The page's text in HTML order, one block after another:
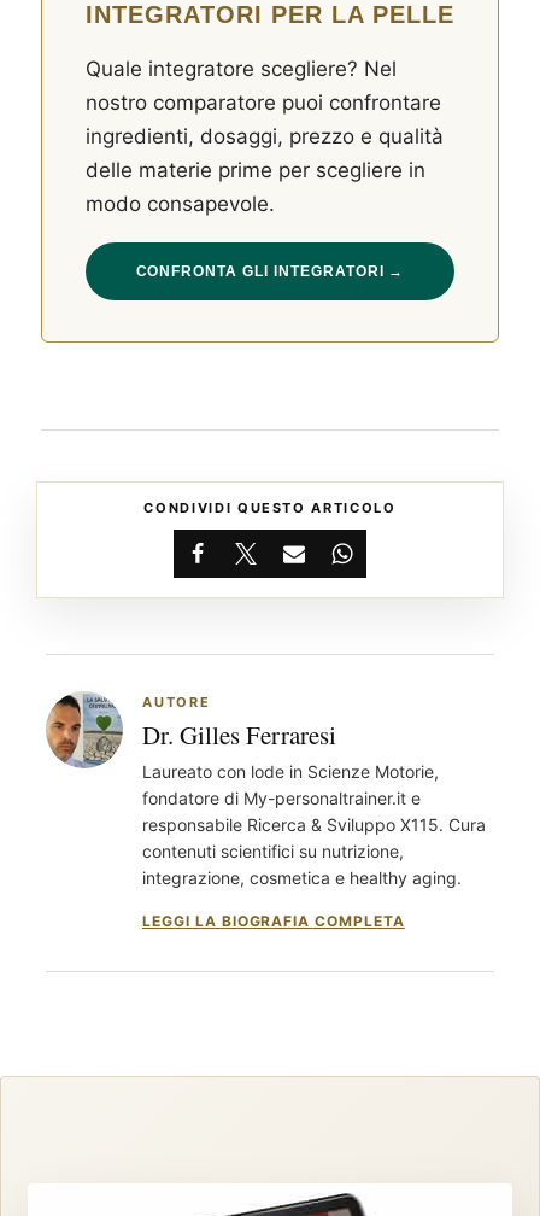
INTEGRATORI PER LA PELLE
Quale integratore scegliere? Nel
nostro comparatore puoi confrontare
ingredienti, dosaggi, prezzo e qualità
delle materie prime per scegliere in
modo consapevole.
CONFRONTA GLI INTEGRATORI →
CONDIVIDI QUESTO ARTICOLO
Facebook
X EmailWhatsApp
AUTORE
Dr. Gilles Ferraresi
Laureato con lode in Scienze Motorie,
fondatore di My-personaltrainer.it e
responsabile Ricerca & Sviluppo X115. Cura
contenuti scientifici su nutrizione,
integrazione, cosmetica e healthy aging.
LEGGI LA BIOGRAFIA COMPLETA